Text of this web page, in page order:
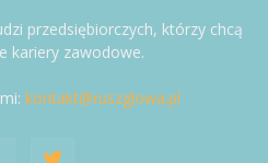
przedsiębiorczych, którzy chcą
kariery zawodowe.
kontakt@ruszglowa.pl